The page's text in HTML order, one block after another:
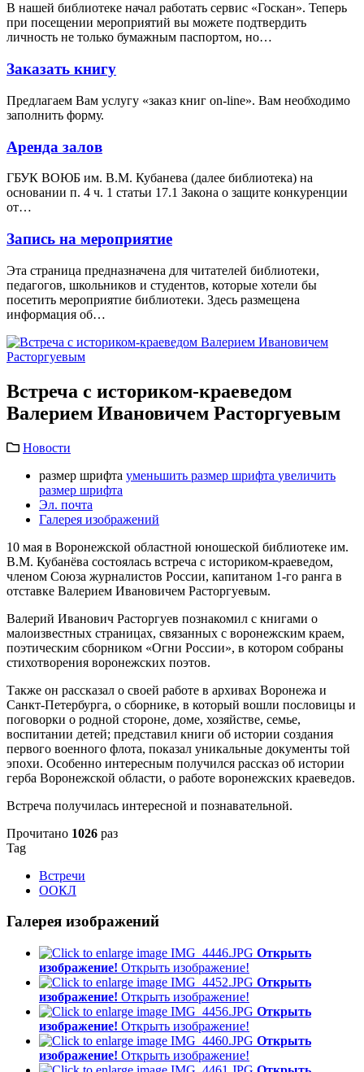
В нашей библиотеке начал работать сервис «Госкан». Теперь
при посещении мероприятий вы можете подтвердить
личность не только бумажным паспортом, но…
Заказать книгу
Предлагаем Вам услугу «заказ книг on-line». Вам необходимо
заполнить форму.
Аренда залов
ГБУК ВОЮБ им. В.М. Кубанева (далее библиотека) на
основании п. 4 ч. 1 статьи 17.1 Закона о защите конкуренции
от…
Запись на мероприятие
Эта страница предназначена для читателей библиотеки,
педагогов, школьников и студентов, которые хотели бы
посетить мероприятие библиотеки. Здесь размещена
информация об…
Встреча с историком-краеведом
Валерием Ивановичем Расторгуевым
Новости
размер шрифта уменьшить размер шрифта увеличить
размер шрифта
Эл. почта
Галерея изображений
10 мая в Воронежской областной юношеской библиотеке им.
В.М. Кубанёва состоялась встреча с историком-краеведом,
членом Союза журналистов России, капитаном 1-го ранга в
отставке Валерием Ивановичем Расторгуевым.
Валерий Иванович Расторгуев познакомил с книгами о
малоизвестных страницах, связанных с воронежским краем,
поэтическим сборником «Огни России», в котором собраны
стихотворения воронежских поэтов.
Также он рассказал о своей работе в архивах Воронежа и
Санкт-Петербурга, о сборнике, в который вошли пословицы и
поговорки о родной стороне, доме, хозяйстве, семье,
воспитании детей; представил книги об истории создания
первого военного флота, показал уникальные документы той
эпохи. Особенно интересным получился рассказ об истории
герба Воронежской области, о работе воронежских краеведов.
Встреча получилась интересной и познавательной.
Прочитано 1026 раз
Tag
Встречи
ООКЛ
Галерея изображений
Открыть
изображение! Открыть изображение!
Открыть
изображение! Открыть изображение!
Открыть
изображение! Открыть изображение!
Открыть
изображение! Открыть изображение!